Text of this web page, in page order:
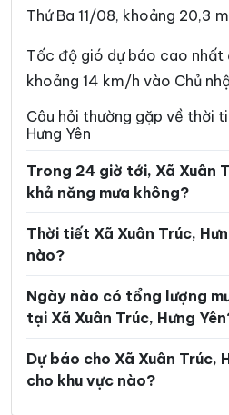
Xã Hồng Quang
Xã Hưng Hà
Xã Khoái Châu
Xã Lạc Đạo
Xã Lương Bằng
Xã Minh Thọ
Xã Nam Đông Hưng
Xã Nam Thụy Anh
Xã Nam Tiên Hưng
Xã Nghĩa Trụ
Thứ Ba 11/08, khoảng 20,3
Tốc độ gió dự báo cao nhất
khoảng 14 km/h vào Chủ
Câu hỏi thường gặp về thời
Hưng Yên
Trong 24 giờ tới, Xã Xuân
khả năng mưa không?
Thời tiết Xã Xuân Trúc,
nào?
Ngày nào có tổng lượng
tại Xã Xuân Trúc, Hưng
Dự báo cho Xã Xuân Trúc,
cho khu vực nào?